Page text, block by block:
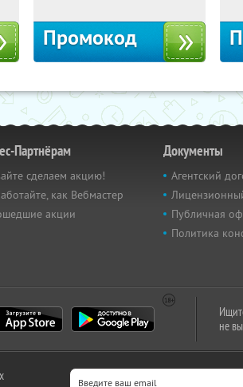
Промокод
Партнёрам
сделаем акцию!
как Вебмастер
акции
Документы
Агентский
Публичная
Политика
не